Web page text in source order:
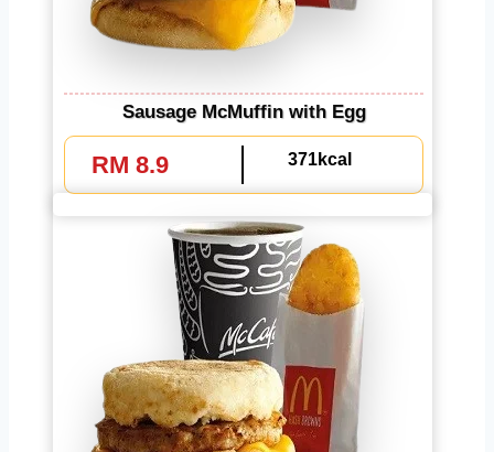
Sausage McMuffin with Egg
RM 8.9 371kcal